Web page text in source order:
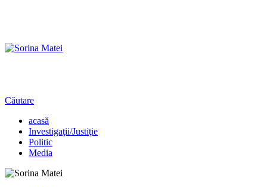
Căutare
acasă
Investigaţii/Justiţie
Politic
Media